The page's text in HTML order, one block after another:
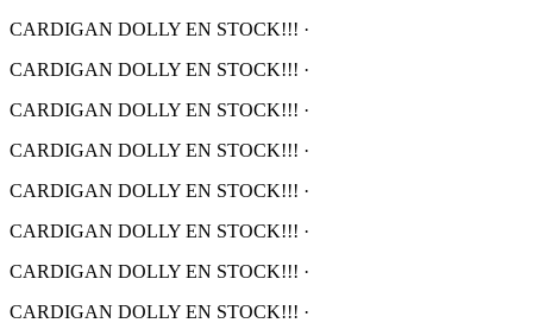
CARDIGAN DOLLY EN STOCK!!! ·
CARDIGAN DOLLY EN STOCK!!! ·
CARDIGAN DOLLY EN STOCK!!! ·
CARDIGAN DOLLY EN STOCK!!! ·
CARDIGAN DOLLY EN STOCK!!! ·
CARDIGAN DOLLY EN STOCK!!! ·
CARDIGAN DOLLY EN STOCK!!! ·
CARDIGAN DOLLY EN STOCK!!! ·